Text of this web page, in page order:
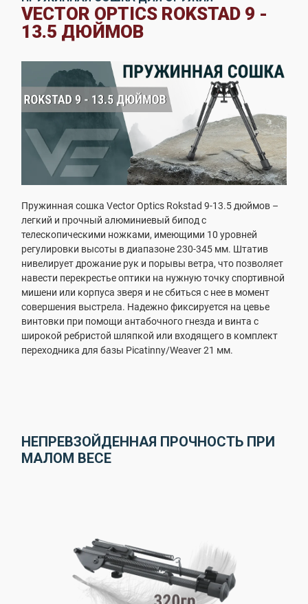
VECTOR OPTICS ROKSTAD 9 -
13.5 ДЮЙМОВ
Пружинная сошка Vector Optics Rokstad 9-13.5 дюймов –
легкий и прочный алюминиевый бипод с
телескопическими ножками, имеющими 10 уровней
регулировки высоты в диапазоне 230-345 мм. Штатив
нивелирует дрожание рук и порывы ветра, что позволяет
навести перекрестье оптики на нужную точку спортивной
мишени или корпуса зверя и не сбиться с нее в момент
совершения выстрела. Надежно фиксируется на цевье
винтовки при помощи антабочного гнезда и винта с
широкой ребристой шляпкой или входящего в комплект
переходника для базы Picatinny/Weaver 21 мм.
НЕПРЕВЗОЙДЕННАЯ ПРОЧНОСТЬ ПРИ
МАЛОМ ВЕСЕ